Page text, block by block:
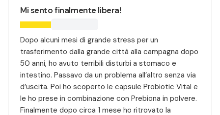
Mi sento finalmente libera!
Dopo alcuni mesi di grande stress per un
trasferimento dalla grande città alla campagna dopo
50 anni, ho avuto terribili disturbi a stomaco e
intestino. Passavo da un problema all’altro senza via
d’uscita. Poi ho scoperto le capsule Probiotic Vital e
le ho prese in combinazione con Prebiona in polvere.
Finalmente dopo circa 1 mese ho ritrovato la